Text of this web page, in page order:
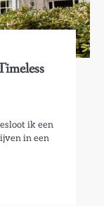
ik een
in een